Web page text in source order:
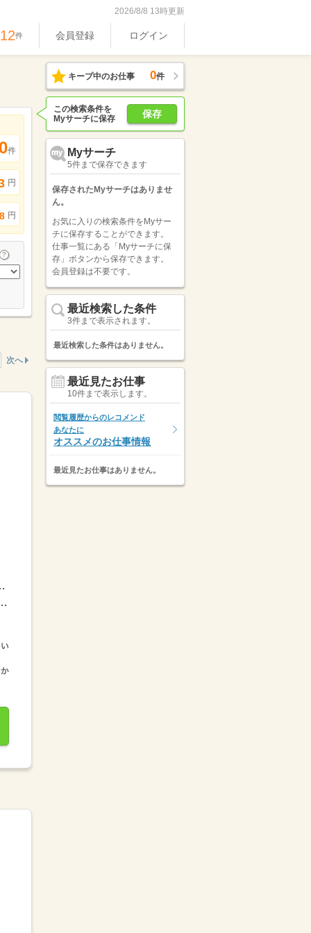
2026/8/8 13時更新
件 会員登録 ログイン
件
円
円
次へ
組み合わせ多数！└...
れか1日以上└金のみの場合、＜17～21...
キープ中のお仕事 0件
保存
この検索条件を
Myサーチに保存
Myサーチ
5件まで保存できます
保存されたMyサーチはありませ
ん。
お気に入りの検索条件をMyサー
チに保存することができます。
仕事一覧にある「Myサーチに保
存」ボタンから保存できます。
会員登録は不要です。
最近検索した条件
3件まで表示されます。
最近検索した条件はありません。
最近見たお仕事
10件まで表示します。
閲覧履歴からのレコメンド
あなたに
オススメのお仕事情報
最近見たお仕事はありません。